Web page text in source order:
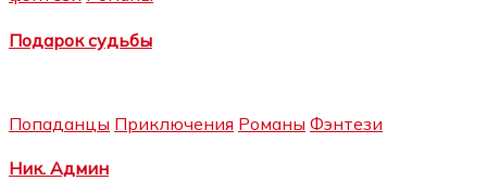
Подарок судьбы
Попаданцы Приключения Романы Фэнтези
Ник. Админ